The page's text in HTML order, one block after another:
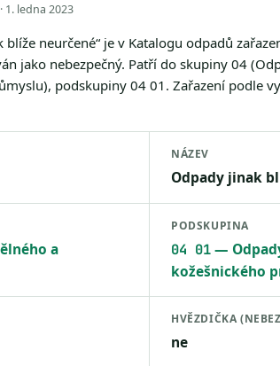
1. ledna 2023
blíže neurčené“ je v Katalogu odpadů
jako nebezpečný. Patří do skupiny 04
podskupiny 04 01. Zařazení podle
NÁZEV
Odpady jinak
a
PODSKUPINA
04 01—
kožešnického
HVĚZDIČKA
ne